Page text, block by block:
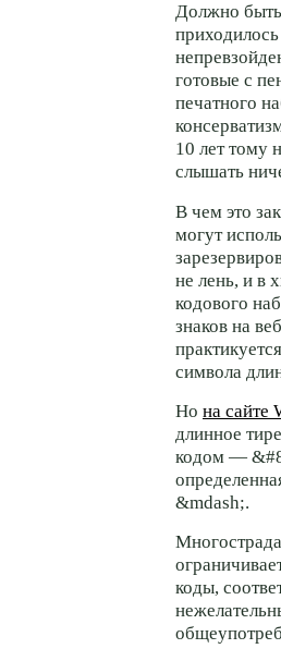
Должно
готовые с
печатного
10 лет тому
слышать
В чем это
могут
не лень, и в
кодового
знаков на
символа
Но на сайте
длинное
кодом —
&mdash;.
коды,